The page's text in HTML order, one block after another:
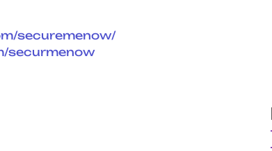
securemenow/
securmenow